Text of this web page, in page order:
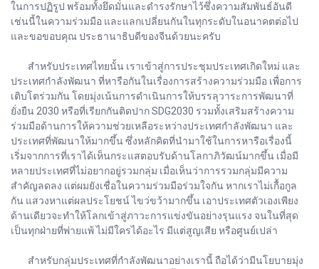
ในการปฏิรูป พร้อมทั้งยึดมั่นและดำรงรักษาไว้ซึ่งความสัมพันธ์อันดี
เช่นนี้ในความร่วมมือ และแลกเปลี่ยนกันในทุกระดับในอนาคตต่อไป
และขอขอบคุณ ประธานาธิบดีของจีนด้วยนะครับ
สำหรับประเทศไทยนั้น เราเข้าสู่การประชุมประเทศเกิดใหม่ และ
ประเทศกำลังพัฒนา ที่หารือกันในเรื่องการสร้างความร่วมมือ เพื่อการ
เติบโตร่วมกัน โดยมุ่งเน้นการดำเนินการให้บรรลุวาระการพัฒนาที่
ยั่งยืน 2030 หรือที่เรียกกันติดปาก SDG2030 รวมทั้งเสริมสร้างความ
ร่วมมือด้านการให้ความช่วยเหลือระหว่างประเทศกำลังพัฒนา และ
ประเทศที่พัฒนาให้มากขึ้น ซึ่งหลักคิดที่นำมาใช้ในการหารือเรื่องนี้
เริ่มจากการที่เราได้เห็นกระแสตอบรับด้านโลกาภิวัฒน์มากขึ้น เมื่อมี
หลายประเทศที่ไม่อยากอยู่รวมกลุ่ม เมื่อเห็นว่าการรวมกลุ่มมีความ
สำคัญลดลง แต่ผมยังเชื่อในความร่วมมือร่วมใจกัน หากเราไม่เกื้อกูล
กัน แสวงหาแต่ผลประโยชน์ ไขว่ขว้ามากขึ้น เอาประเทศตัวเองเพียง
ด้านเดียวจะทำให้โลกเข้าสู่ภาวะการแข่งขันอย่างรุนแรง จนในที่สุด
เป็นทุกฝ่ายที่พ่ายแพ้ ไม่มีใครได้อะไร มีแต่สูญเสีย หรือศูนย์เปล่า
สำหรับกลุ่มประเทศที่กำลังพัฒนาอย่างเรานี้ ถือได้ว่ามีนโยบายมุ่ง